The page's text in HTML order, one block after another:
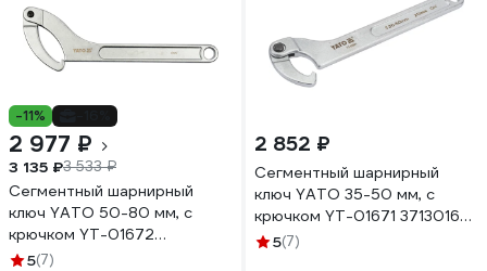
-11%
2 977 ₽
3 135 ₽3 533 ₽
Сегментный шарнирный
ключ YATO 50-80 мм, с
крючком YT-01672
371301672 228 1
5(7)
2 852 ₽
Сегментный шарнирный
ключ YATO 35-50 мм, с
крючком YT-01671 371301671
228 1
5(7)